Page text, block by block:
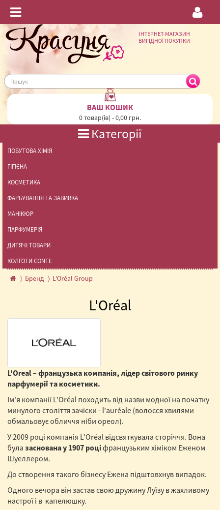
ІНТЕРНЕТ-МАГАЗИН
ВИГІДНОЇ ПОКУПКИ
ВАШ КОШИК
0 товар(ів) - 0,00 грн.
Категорії
ПОБУТОВА ХІМІЯ
ГІГІЄНА
КОСМЕТИКА
ФАРБУВАННЯ ТА ЗАВИВКА
МАНІКЮР
ПАРФУМЕРІЯ
ДИТЯЧІ ТОВАРИ
КОЛГОТИ CONTE
Бренд L'Oréal Group
L'Oréal
L'Oreal – французька компанія, лідер світового ринку
парфумерії та косметики.
Ім'я компанії L'Oréal походить від назви модної на початку
минулого століття зачіски - l'auréale (волосся хвилями
обмальовує обличчя ніби ореол).
У 2009 році компанія L'Oréal відсвяткувала сторіччя. Вона
була заснована у 1907 роціфранцузьким хіміком Еженом
Шуеллером.
До створення такого бізнесу Ежена підштовхнув випадок.
Одного вечора він застав свою дружину Луїзу в жахливому
настрої і в капелюшку.